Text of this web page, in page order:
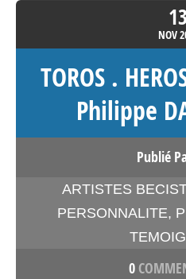
13
NOV
TOROS .
Philippe
Publié
ARTISTES
PERSONNALITE,
0